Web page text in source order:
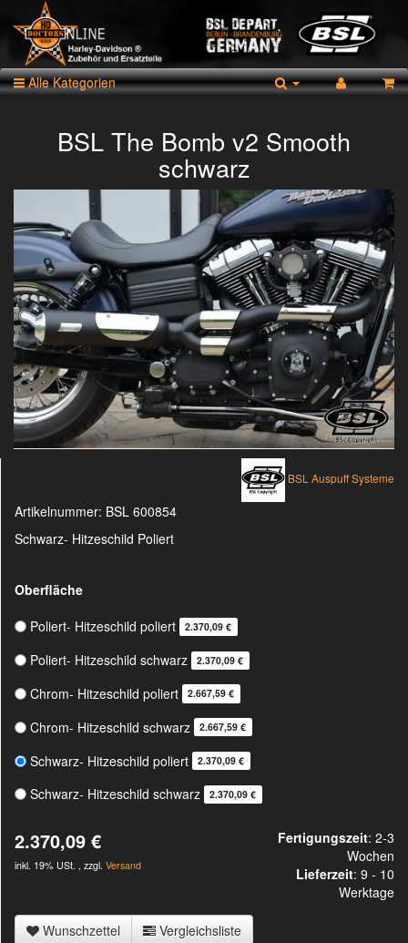
Alle Kategorien
BSL The Bomb v2 Smooth
schwarz
BSL Auspuff Systeme
Artikelnummer: BSL 600854
Schwarz- Hitzeschild Poliert
Oberfläche
Poliert- Hitzeschild poliert
2.370,09 €
Poliert- Hitzeschild schwarz 2.370,09 €
Chrom- Hitzeschild poliert 2.667,59 €
Chrom- Hitzeschild schwarz 2.667,59 €
Schwarz- Hitzeschild poliert 2.370,09 €
Schwarz- Hitzeschild schwarz 2.370,09 €
2.370,09 €
inkl. 19% USt. , zzgl. Versand
Fertigungszeit: 2-3
Wochen
Lieferzeit: 9 - 10
Werktage
Wunschzettel Vergleichsliste